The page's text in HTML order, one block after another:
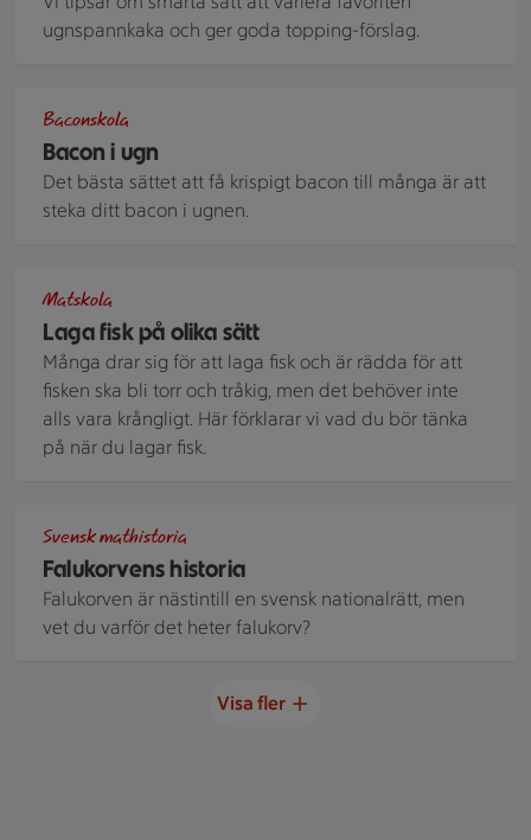
ugnspannkaka och ger goda topping-förslag.
Bacon i ugn
Baconskola
Det bästa sättet att få krispigt bacon till många är att
steka ditt bacon i ugnen.
Laga fisk på olika sätt
Matskola
Många drar sig för att laga fisk och är rädda för att
fisken ska bli torr och tråkig, men det behöver inte
alls vara krångligt. Här förklarar vi vad du bör tänka
på när du lagar fisk.
Falukorvens historia
Svensk mathistoria
Falukorven är nästintill en svensk nationalrätt, men
vet du varför det heter falukorv?
Visa fler